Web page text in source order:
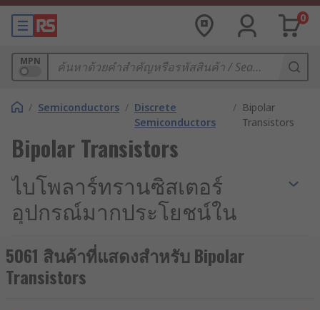
0
MPN
/ Semiconductors / Discrete
Semiconductors
/ Bipolar
Transistors
Bipolar Transistors
ไบโพลาร์ทรานซิสเตอร์
อุปกรณ์มากประโยชน์ใน
วงจรอิเล็กทรอนิกส์
ทรานซิสเตอร์ เป็นอุปกรณ์อิเล็กทรอนิกส์ประเภทหนึ่ง
ที่มีหน้าที่สำคัญในการพัฒนาเทคโนโลยีสมัยใหม่ โดย
5061 สินค้าที่แสดงสำหรับ Bipolar
Transistors